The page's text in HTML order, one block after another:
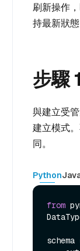
刷新操作
持最新狀態
步驟
與建立受
建立模式
同。
Python
from